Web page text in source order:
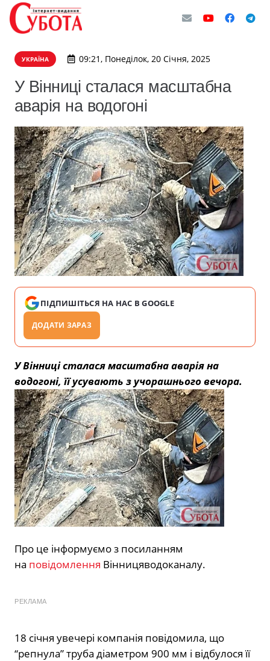
УКРАЇНА 09:21, Понеділок, 20 Січня, 2025
У Вінниці сталася масштабна
аварія на водогоні
ПІДПИШІТЬСЯ НА НАС В GOOGLE
ДОДАТИ ЗАРАЗ
У Вінниці сталася масштабна аварія на
водогоні, її усувають з учорашнього вечора.
Про це інформуємо з посиланням
на повідомлення Вінницяводоканалу.
РЕКЛАМА
18 січня увечері компанія повідомила, що
“репнула” труба діаметром 900 мм і відбулося її